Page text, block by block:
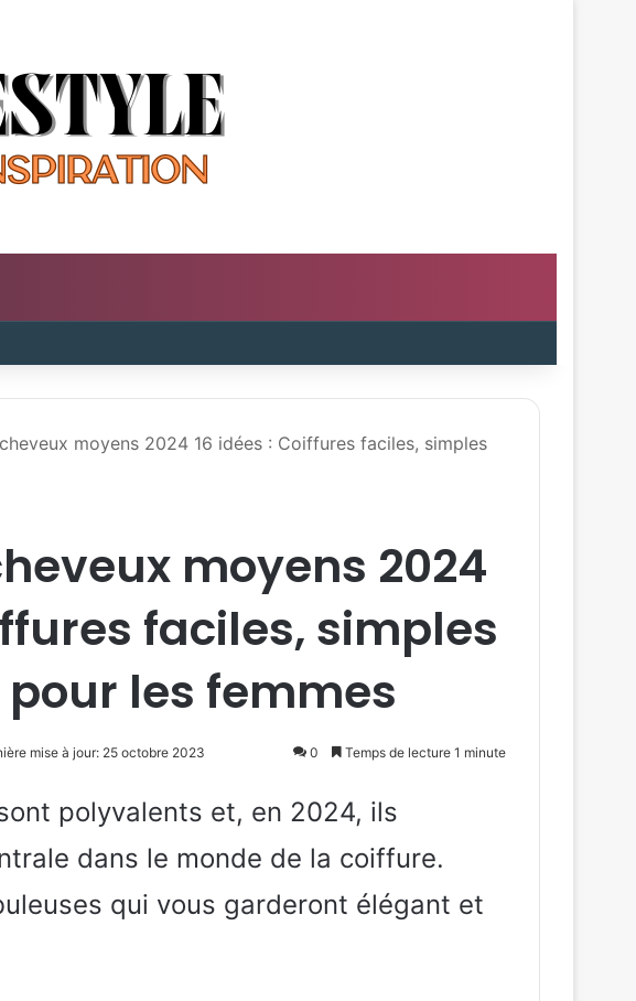
moyens 2024 16 idées : Coiffures faciles, simples
moyens 2024
faciles, simples
les femmes
mise à jour: 25 octobre 2023 0 Temps de lecture 1 minute
polyvalents et, en 2024, ils
dans le monde de la coiffure.
qui vous garderont élégant et